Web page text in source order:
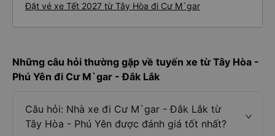
Đặt vé xe Tết 2027 từ Tây Hòa đi Cư M`gar
Những câu hỏi thường gặp về tuyến xe từ Tây Hòa -
Phú Yên đi Cư M`gar - Đắk Lắk
Câu hỏi: Nhà xe đi Cư M`gar - Đắk Lắk từ
Tây Hòa - Phú Yên được đánh giá tốt nhất?